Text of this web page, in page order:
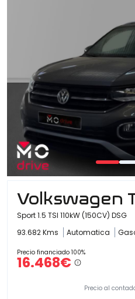
Volkswagen
Sport 1.5 TSI 110kW (150CV) DSG
93.682 Kms
Automatica
Precio financiado 100%
16.468€
Precio al